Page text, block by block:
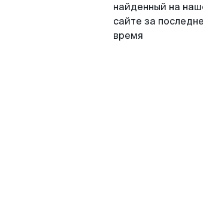
найденный на
сайте за
время